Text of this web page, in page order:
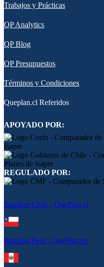
Trabajos y Prácticas
QP Analytics
QP Blog
QP Presupuestos
Términos y Condiciones
Queplan.cl Referidos
APOYADO POR:
REGULADO POR:
Bandera Chile - QuePlan.cl
Bandera Perú - QuePlan.pe